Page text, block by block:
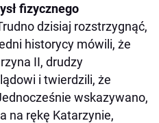
fizycznego
dzisiaj rozstrzygnąć,
historycy mówili, że
II, drudzy
i twierdzili, że
wskazywano,
na rękę Katarzynie,